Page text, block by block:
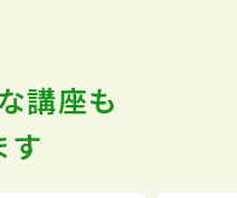
講座も
す